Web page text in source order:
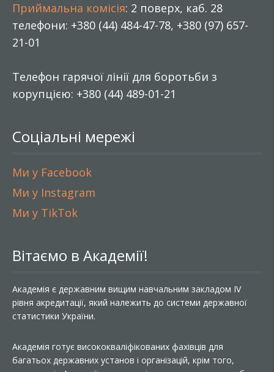
Приймальна комісія: 2 поверх, каб. 28
телефони: +380 (44) 484-47-78, +380 (97) 657-
21-01
Телефон гарячої лінії для боротьби з
корупцією: +380 (44) 489-01-21
Соціальні мережі
Ми у Facebook
Ми у Instagram
Ми у TikTok
Вітаємо в Академії!
Академія є державним вищим навчальним закладом IV
рівня акредитації, який належить до системи державної
статистики України.
Академія готує висококваліфікованих фахівців для
багатьох державних установ і організацій, крім того,